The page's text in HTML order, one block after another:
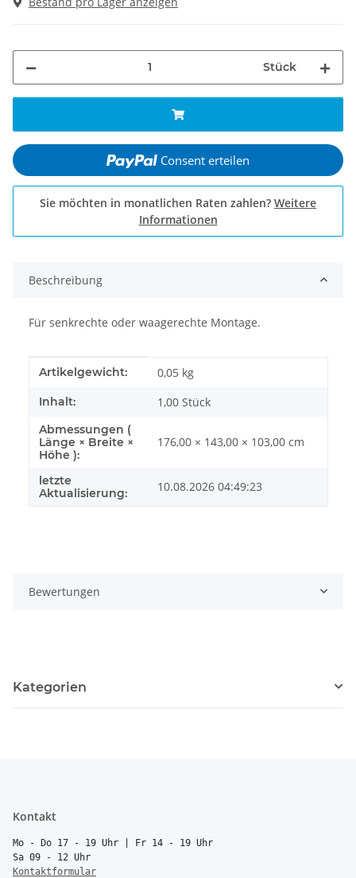
Stück
Consent erteilen
Sie möchten in monatlichen Raten zahlen? Weitere
Informationen
Beschreibung
Für senkrechte oder waagerechte Montage.
Produkteigenschaft
Wert
Artikelgewicht: 0,05 kg
Inhalt: 1,00 Stück
Abmessungen (
Länge × Breite ×
Höhe ):
176,00 × 143,00 × 103,00 cm
letzte
Aktualisierung:
10.08.2026 04:49:23
Bewertungen
Kategorien
Kontakt
Mo - Do 17 - 19 Uhr | Fr 14 - 19 Uhr
Sa 09 - 12 Uhr
Kontaktformular